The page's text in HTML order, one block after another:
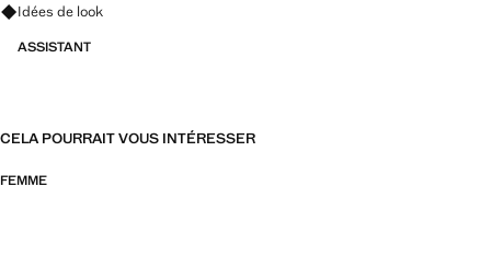
Renseignez-vous sur les looks, les vêtements et les tendances
Idées de look
ASSISTANT
CELA POURRAIT VOUS INTÉRESSER
FEMME